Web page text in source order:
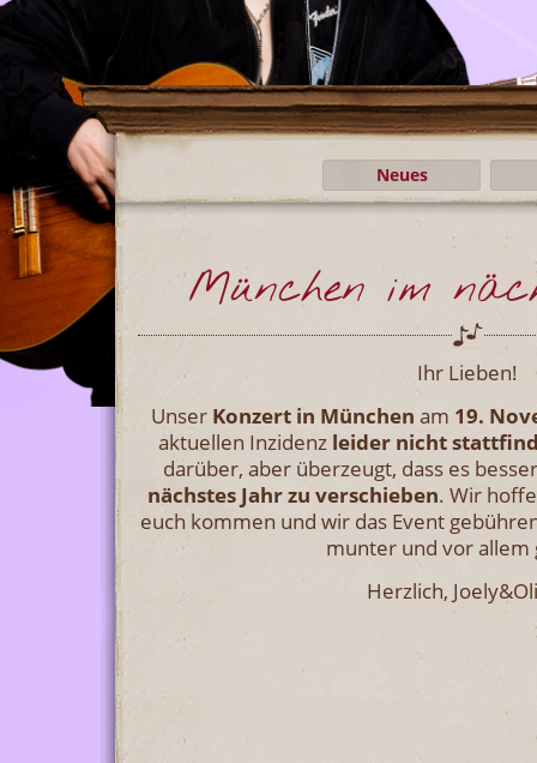
Neues
München im
Ihr Lieben!
Unser Konzert in München am 19.
aktuellen Inzidenz leider nicht
darüber, aber überzeugt, dass es
nächstes Jahr zu verschieben. Wir
euch kommen und wir das Event
munter und vor allem
Herzlich,